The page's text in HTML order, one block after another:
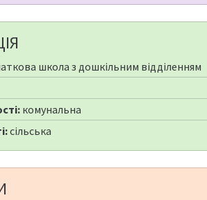
школа з дошкільним відділенням
комунальна
сільська